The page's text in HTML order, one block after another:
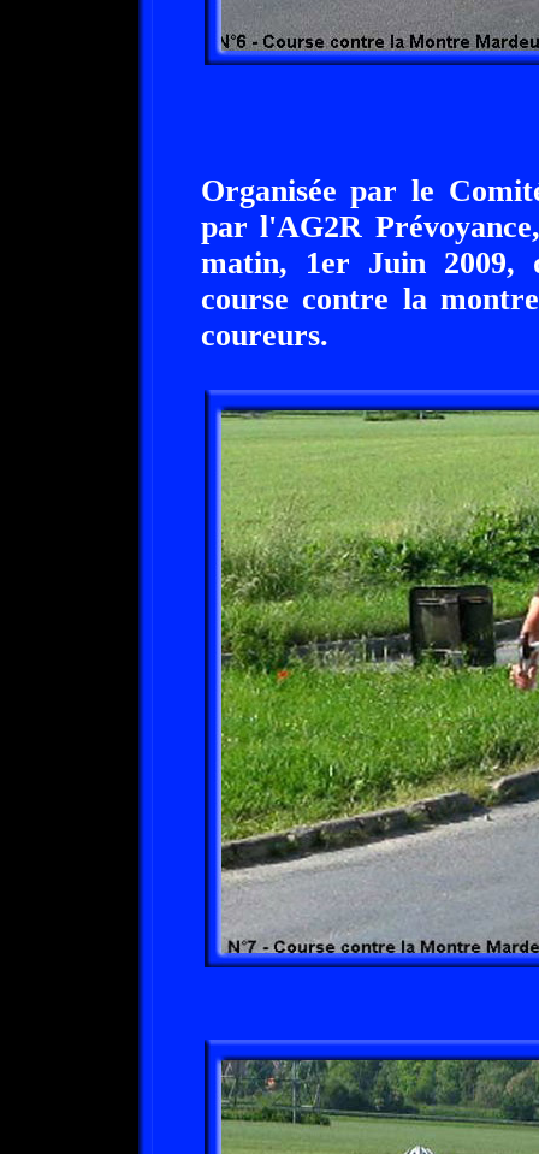
Organisée par le
par l'AG2R
matin, 1er Juin 2009,
course contre la
coureurs.